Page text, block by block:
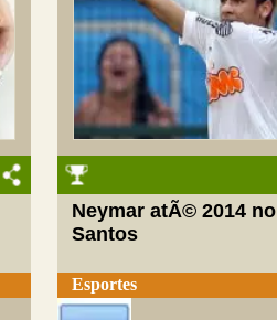
Neymar atÃ© 2014 no
Santos
Esportes